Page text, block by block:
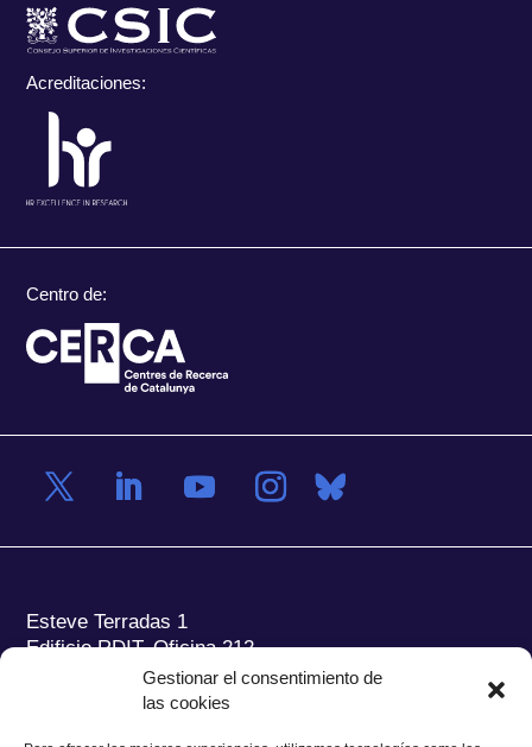
Gestionar el consentimiento de
las cookies
Acreditaciones:
Centro de:
Esteve Terradas 1
Edificio RDIT, Oficina 212
Parc Mediterrani de la Tecnologia (PMT) Campus